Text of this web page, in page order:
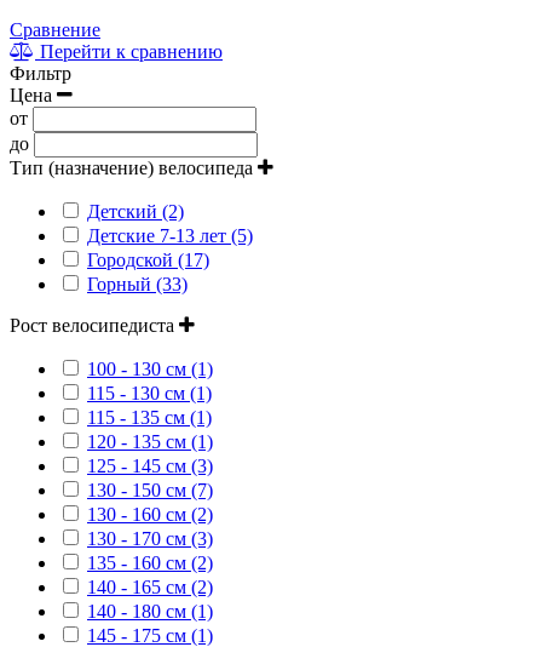
Сравнение
Перейти к сравнению
Фильтр
Цена
от
до
Тип (назначение) велосипеда
Детский (2)
Детские 7-13 лет (5)
Городской (17)
Горный (33)
Рост велосипедиста
100 - 130 см (1)
115 - 130 см (1)
115 - 135 см (1)
120 - 135 см (1)
125 - 145 см (3)
130 - 150 см (7)
130 - 160 см (2)
130 - 170 см (3)
135 - 160 см (2)
140 - 165 см (2)
140 - 180 см (1)
145 - 175 см (1)